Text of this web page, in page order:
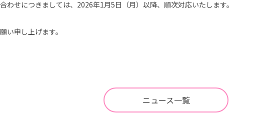
わせにつきましては、2026年1月5日（月）以降、順次対応いたします。
い申し上げます。
ニュース一覧